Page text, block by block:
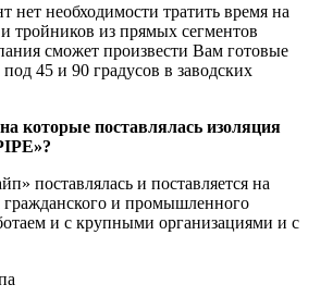
нет необходимости тратить время на
тройников из прямых сегментов
сможет произвести Вам готовые
45 и 90 градусов в заводских
которые поставлялась изоляция
поставлялась и поставляется на
гражданского и промышленного
и с крупными организациями и с